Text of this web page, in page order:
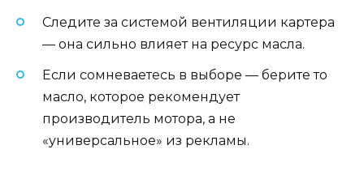
Следите за системой вентиляции картера
— она сильно влияет на ресурс масла.
Если сомневаетесь в выборе — берите то
масло, которое рекомендует
производитель мотора, а не
«универсальное» из рекламы.